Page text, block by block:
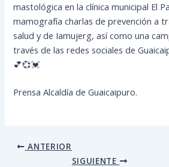
mastológica en la clínica municipal El
mamografía charlas de prevención a
salud y de Iamujerg, así como una
través de las redes sociales de
💕💞💓
Prensa Alcaldía de Guaicaipuro.
ANTERIOR
SIGUIENTE